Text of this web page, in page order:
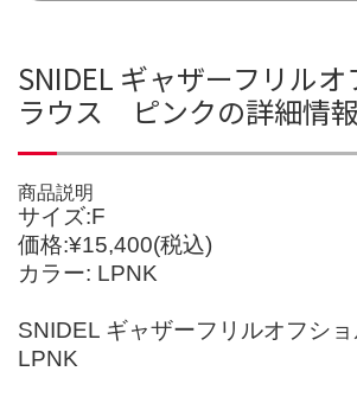
SNIDEL ギャザーフリル
ラウス ピンクの詳細情報
商品説明
サイズ:F
価格:¥15,400(税込)
カラー: LPNK
SNIDEL ギャザーフリルオフシ
LPNK